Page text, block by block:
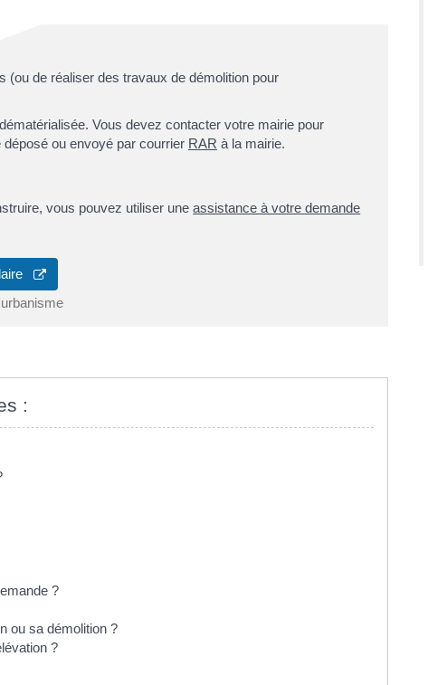
(ou de réaliser des travaux de démolition pour
Vous devez contacter votre mairie pour
ou envoyé par courrier RAR à la mairie.
vous pouvez utiliser uneassistance à votre demande
:
?
ou sa démolition ?
?